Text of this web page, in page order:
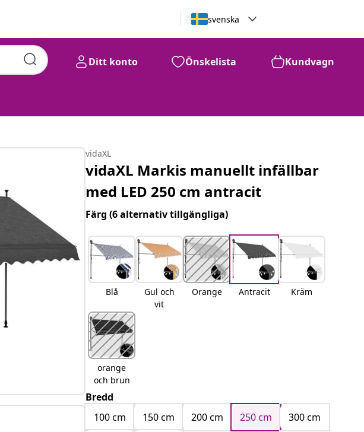
svenska
Ditt konto Önskelista Kundvagn
vidaXL
vidaXL Markis manuellt infällbar
med LED 250 cm antracit
Färg(6 alternativ tillgängliga)
Blå
Gul och
vit
Orange Antracit Kräm
orange
och brun
Bredd
100 cm
150 cm 200 cm 250 cm
300 cm